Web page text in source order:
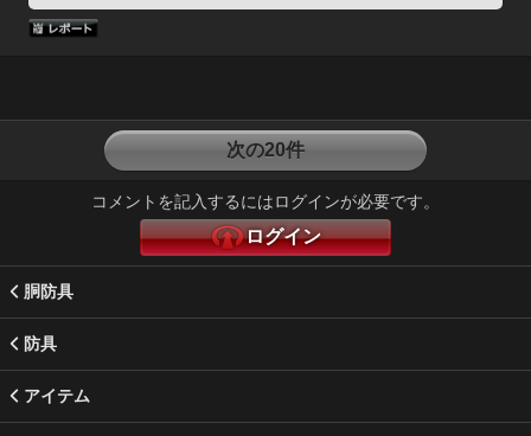
次の20件
コメントを記入するにはログインが必要です。
ログイン
胴防具
防具
アイテム